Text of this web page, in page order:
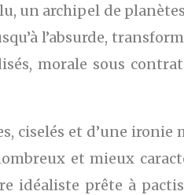
un archipel de
l’absurde,
morale sous
ciselés et d’une
et mieux
idéaliste prête à